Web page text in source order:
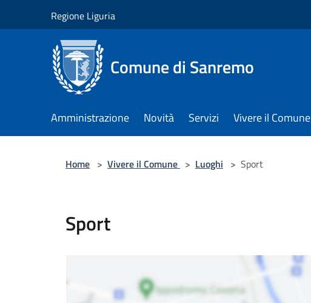
Regione Liguria
Comune di Sanremo
Amministrazione Novità Servizi Vivere il Comune
Home > Vivere il Comune > Luoghi > Sport
Sport